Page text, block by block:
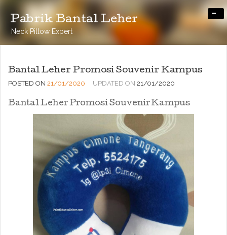
Pabrik Bantal Leher
Neck Pillow Expert
-
Bantal Leher Promosi Souvenir Kampus
POSTED ON 21/01/2020 UPDATED ON 21/01/2020
Bantal Leher Promosi Souvenir Kampus